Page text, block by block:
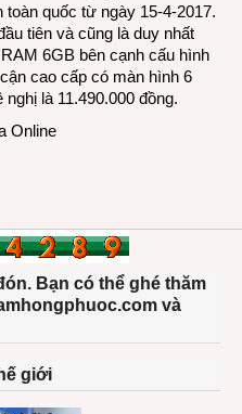
màn
6
quốc từ ngày 15-4-2017.
tiên và cũng là duy nhất
6GB bên cạnh cấu hình
cao cấp có màn hình 6
là 11.490.000 đồng.
Online
Bạn có thể ghé thăm
và
giới